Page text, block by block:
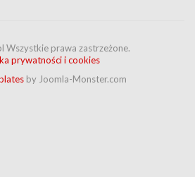
Wszystkie prawa zastrzeżone.
prywatności i cookies
by Joomla-Monster.com